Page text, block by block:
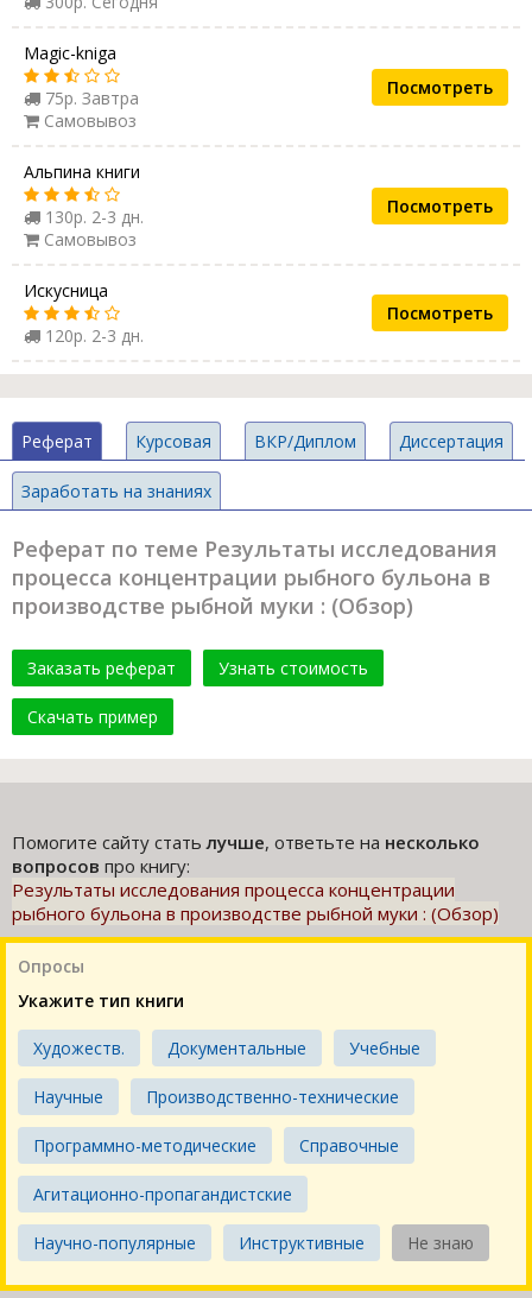
Magic-kniga
75р. Завтра
Самовывоз
Посмотреть
Альпина книги
130р. 2-3 дн.
Самовывоз
Посмотреть
Искусница
120р. 2-3 дн.
Посмотреть
Реферат Курсовая ВКР/Диплом Диссертация
Заработать на знаниях
Реферат по теме Результаты исследования
процесса концентрации рыбного бульона в
производстве рыбной муки : (Обзор)
Заказать реферат Узнать стоимость
Скачать пример
Помогите сайту статьлучше, ответьте на несколько
вопросов про книгу:
Результаты исследования процесса концентрации
рыбного бульона в производстве рыбной муки : (Обзор)
Опросы
Укажите тип книги
Художеств. Документальные Учебные
Научные Производственно-технические
Программно-методические Справочные
Агитационно-пропагандистские
Научно-популярные Инструктивные Не знаю